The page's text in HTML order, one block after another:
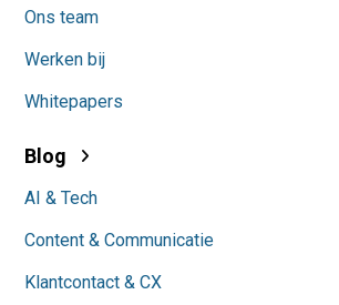
Ons team
Werken bij
Whitepapers
Blog
AI & Tech
Content & Communicatie
Klantcontact & CX